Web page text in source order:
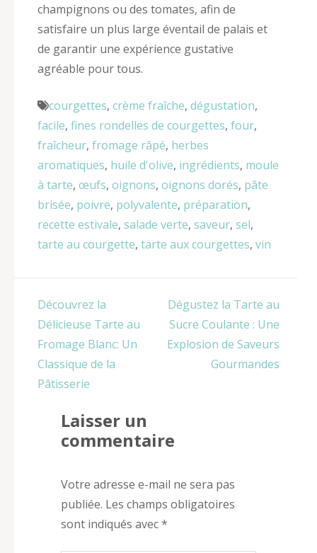
champignons ou des tomates, afin de
satisfaire un plus large éventail de palais et
de garantir une expérience gustative
agréable pour tous.
courgettes, crème fraîche, dégustation,
facile, fines rondelles de courgettes, four,
fraîcheur, fromage râpé, herbes
aromatiques, huile d'olive, ingrédients, moule
à tarte, œufs, oignons, oignons dorés, pâte
brisée, poivre, polyvalente, préparation,
recette estivale, salade verte, saveur, sel,
tarte au courgette, tarte aux courgettes, vin
Navigation
de
l’article
Découvrez la
Délicieuse Tarte au
Fromage Blanc: Un
Classique de la
Pâtisserie
Dégustez la Tarte au
Sucre Coulante : Une
Explosion de Saveurs
Gourmandes
Laisser un
commentaire
Votre adresse e-mail ne sera pas
publiée. Les champs obligatoires
sont indiqués avec*